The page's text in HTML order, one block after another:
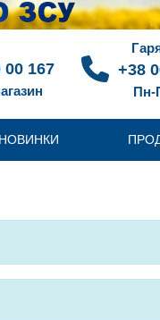
00 167 +38
Пн-
НОВИНКИ